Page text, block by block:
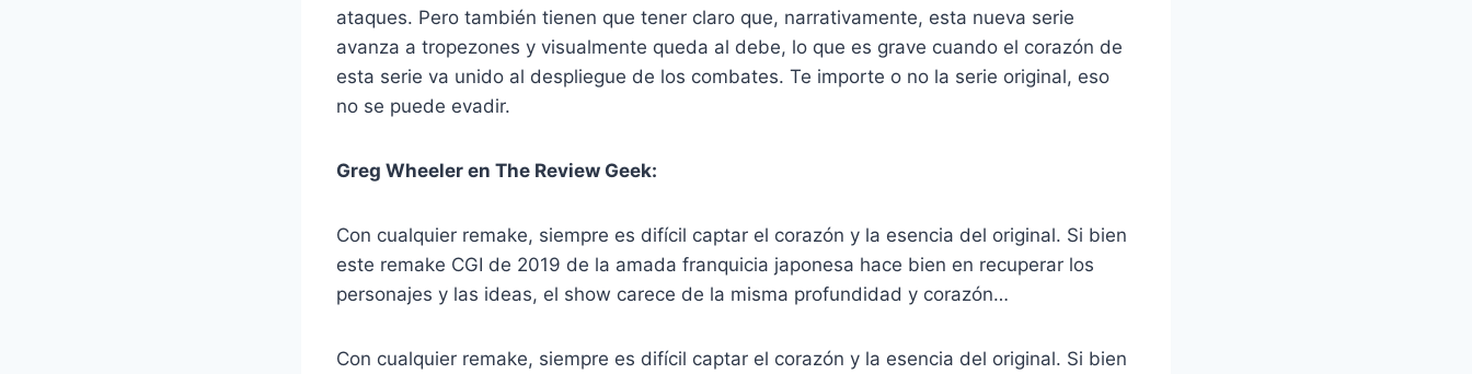
ataques. Pero también tienen que tener claro que, narrativamente, esta nueva serie
avanza a tropezones y visualmente queda al debe, lo que es grave cuando el corazón de
esta serie va unido al despliegue de los combates. Te importe o no la serie original, eso
no se puede evadir.
Greg Wheeler en The Review Geek:
Con cualquier remake, siempre es difícil captar el corazón y la esencia del original. Si bien
este remake CGI de 2019 de la amada franquicia japonesa hace bien en recuperar los
personajes y las ideas, el show carece de la misma profundidad y corazón…
Con cualquier remake, siempre es difícil captar el corazón y la esencia del original. Si bien